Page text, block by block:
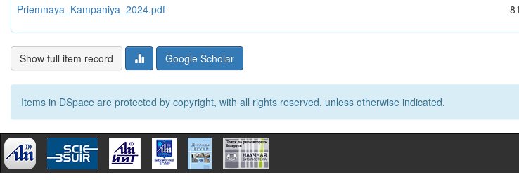
Priemnaya_Kampaniya_2024.pdf
Show full item record Google Scholar
Items in DSpace are protected by copyright, with all rights reserved, unless otherwise indicated.